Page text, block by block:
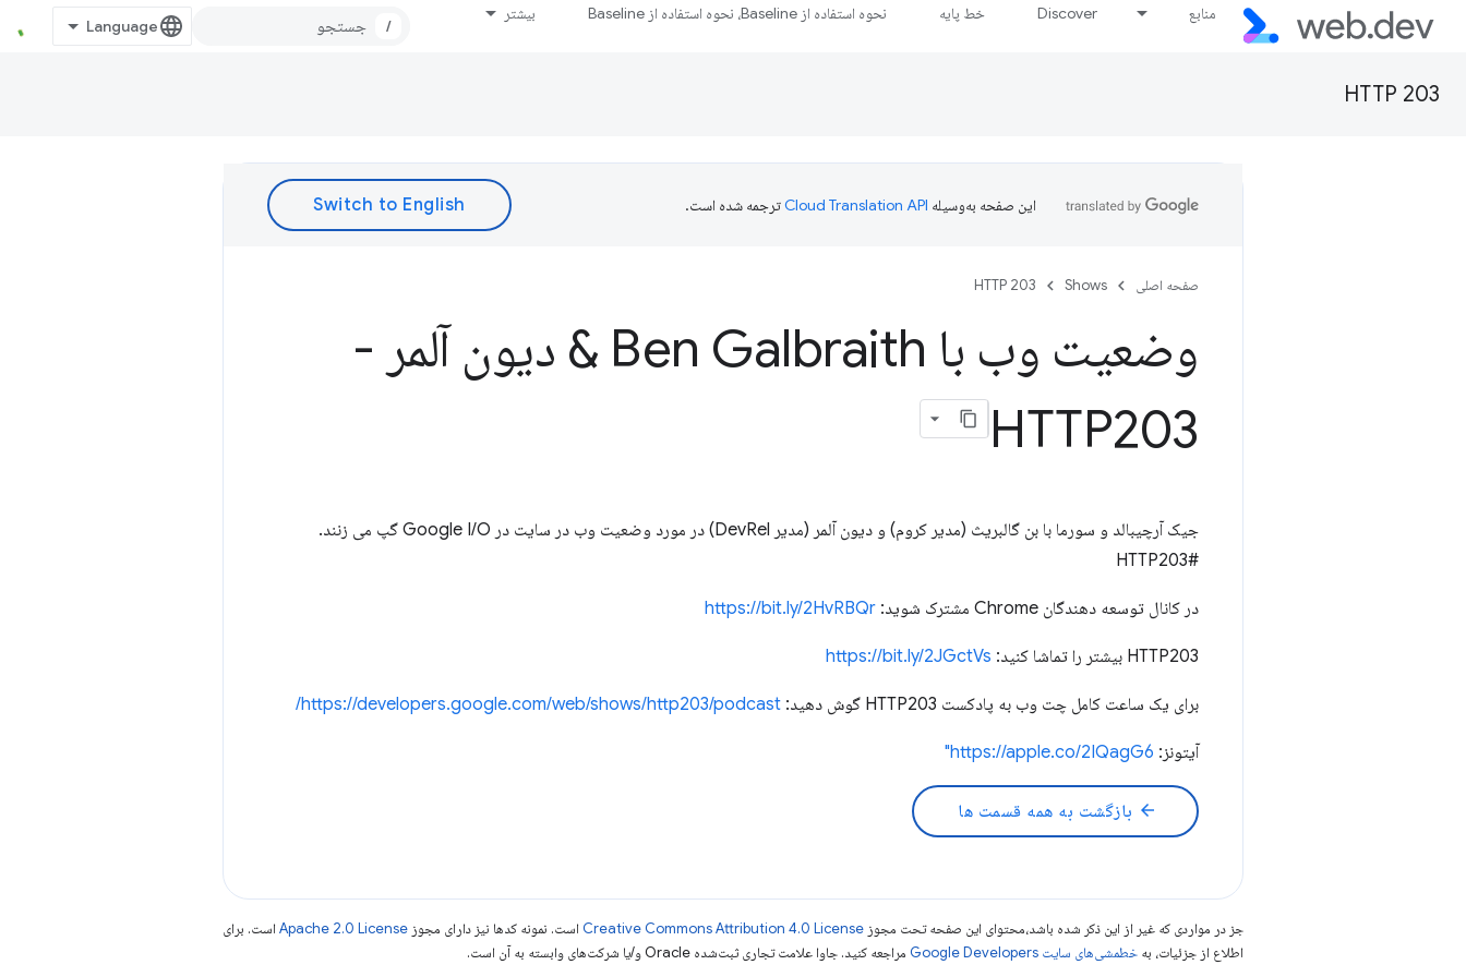
منابع Discover خط پایه نحوه استفاده از Baseline، نحوه استفاده از Baseline بیشتر
/
HTTP 203
این صفحه به‌وسیله ترجمه شده است.
صفحه اصلی Shows
HTTP 203
وضعیت وب با Ben Galbraith & دیون آلمر -
HTTP203
جیک آرچیبالد و سورما با بن گالبریث (مدیر کروم) و دیون آلمر (مدیر DevRel) در مورد وضعیت وب در سایت در Google I/O گپ می زنند.
#HTTP203
در کانال توسعه دهندگان Chrome مشترک شوید: https://bit.ly/2HvRBQr
HTTP203 بیشتر را تماشا کنید: https://bit.ly/2JGctVs
برای یک ساعت کامل چت وب به پادکست HTTP203 گوش دهید: https://developers.google.com/web/shows/http203/podcast/
آیتونز: https://apple.co/2IQagG6"
arrow_back بازگشت به همه قسمت ها
جز در مواردی که غیر از این ذکر شده باشد،‌محتوای این صفحه تحت مجوز Creative Commons Attribution 4.0 License است. نمونه کدها نیز دارای مجوز Apache 2.0 License است. برای
اطلاع از جزئیات، به خطمشی‌های سایت Google Developers‏ مراجعه کنید. جاوا علامت تجاری ثبت‌شده Oracle و/یا شرکت‌های وابسته به آن است.